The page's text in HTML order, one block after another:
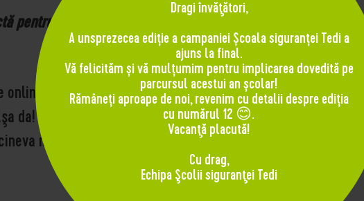
Dragi învăţători,
A unsprezecea ediție a campaniei Școala siguranței Tedi a
ajuns la final.
Vă felicităm și vă mulțumim pentru implicarea dovedită pe
parcursul acestui an școlar!
Rămâneți aproape de noi, revenim cu detalii despre ediția
cu numărul 12 😊.
Vacanţă placută!
Cu drag,
Echipa Şcolii siguranţei Tedi
pentru fiecare situaţie dată.
poze cu mine. Aşa da! / Aşa nu!
da! / Aşa nu!
mi-a trimis un mesaj neplăcut sau indecent. Aşa da! /